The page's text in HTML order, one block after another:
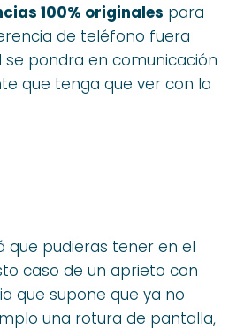
100% originales para
de teléfono fuera
pondra en comunicación
que tenga que ver con la
que pudieras tener en el
caso de un aprieto con
que supone que ya no
una rotura de pantalla,